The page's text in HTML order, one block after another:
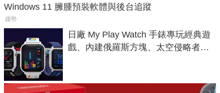
Windows 11 臃腫預裝軟體與後台追蹤
趨勢
日廠 My Play Watch 手錶專玩經典遊
戲、內建俄羅斯方塊、太空侵略者，